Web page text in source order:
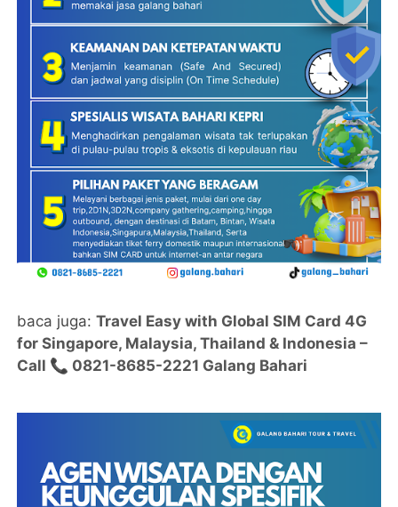
baca juga:Travel Easy with Global SIM Card 4G
for Singapore, Malaysia, Thailand & Indonesia –
Call 📞 0821-8685-2221 Galang Bahari